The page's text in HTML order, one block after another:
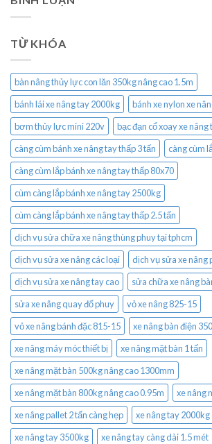
TỪ KHÓA
bàn nâng thủy lực con lăn 350kg nâng cao 1.5m
bánh lái xe nâng tay 2000kg
bánh xe nylon xe
bơm thủy lực mini 220v
bạc đạn cổ xoay xe nâng
càng cùm bánh xe nâng tay thấp 3 tấn
càng cùm
càng cùm lắp bánh xe nâng tay thấp 80x70
cùm càng lắp bánh xe nâng tay 2500kg
cùm càng lắp bánh xe nâng tay thấp 2.5 tấn
dịch vụ sửa chữa xe nâng thùng phuy tại tphcm
dịch vụ sửa xe nâng các loại
dịch vụ sửa xe nâng
dịch vụ sửa xe nâng tay cao
sửa chữa xe nâng
sửa xe nâng quay đổ phuy
vỏ xe nâng 825-15
vỏ xe nâng bánh đặc 815-15
xe nâng bàn điện
xe nâng máy móc thiết bị
xe nâng mặt bàn 1 tấn
xe nâng mặt bàn 500kg nâng cao 1300mm
xe nâng mặt bàn 800kg nâng cao 0.95m
xe nâng
xe nâng pallet 2 tấn càng hẹp
xe nâng tay 2000kg
xe nâng tay 3500kg
xe nâng tay càng dài 1.5 mét